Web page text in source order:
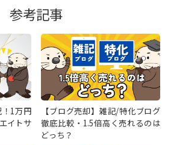
参考記事
1万円
イトサ
【ブログ売却】雑記/特化ブログ
徹底比較・1.5倍高く売れるのは
どっち？